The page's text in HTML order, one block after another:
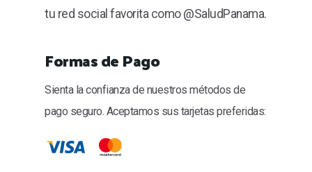
tu red social favorita como @SaludPanama.
Formas de Pago
Sienta la confianza de nuestros métodos de
pago seguro. Aceptamos sus tarjetas preferidas: